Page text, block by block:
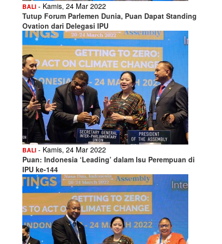
BALI - Kamis, 24 Mar 2022
Tutup Forum Parlemen Dunia, Puan Dapat Standing
Ovation dari Delegasi IPU
BALI - Kamis, 24 Mar 2022
Puan: Indonesia ‘Leading’ dalam Isu Perempuan di
IPU ke-144